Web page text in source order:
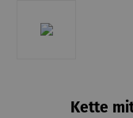
Kette